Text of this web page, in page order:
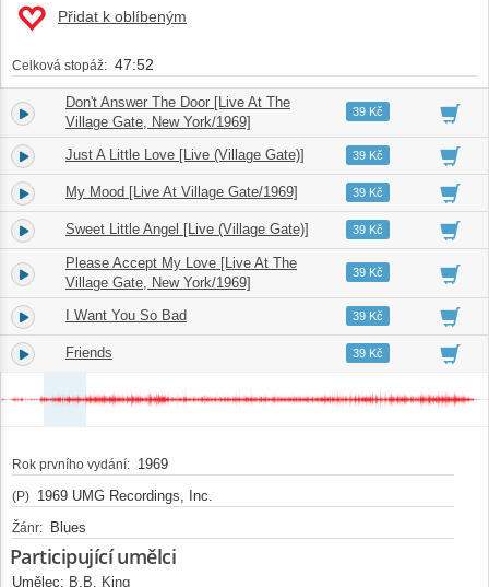
Přidat k oblíbeným
Celková stopáž: 47:52
1.
Don't Answer The Door [Live At The
Village Gate, New York/1969]
05:5839 Kč
2. Just A Little Love [Live (Village Gate)] 05:1839 Kč
3. My Mood [Live At Village Gate/1969] 02:4039 Kč
4. Sweet Little Angel [Live (Village Gate)] 05:0839 Kč
5.
Please Accept My Love [Live At The
Village Gate, New York/1969]
03:2039 Kč
6. I Want You So Bad 04:1739 Kč
7. Friends 05:3739 Kč
Rok prvního vydání: 1969
(P) 1969 UMG Recordings, Inc.
Žánr: Blues
Participující umělci
Umělec: B.B. King